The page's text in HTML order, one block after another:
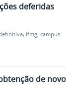
deferidas
, ifmg, campus
de novo